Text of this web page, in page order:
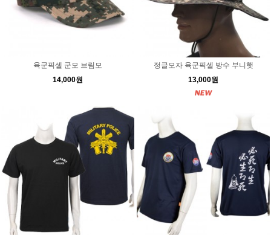
육군픽셀 군모 브림모
14,000원
정글모자 육군픽셀 방수 부니햇
13,000원